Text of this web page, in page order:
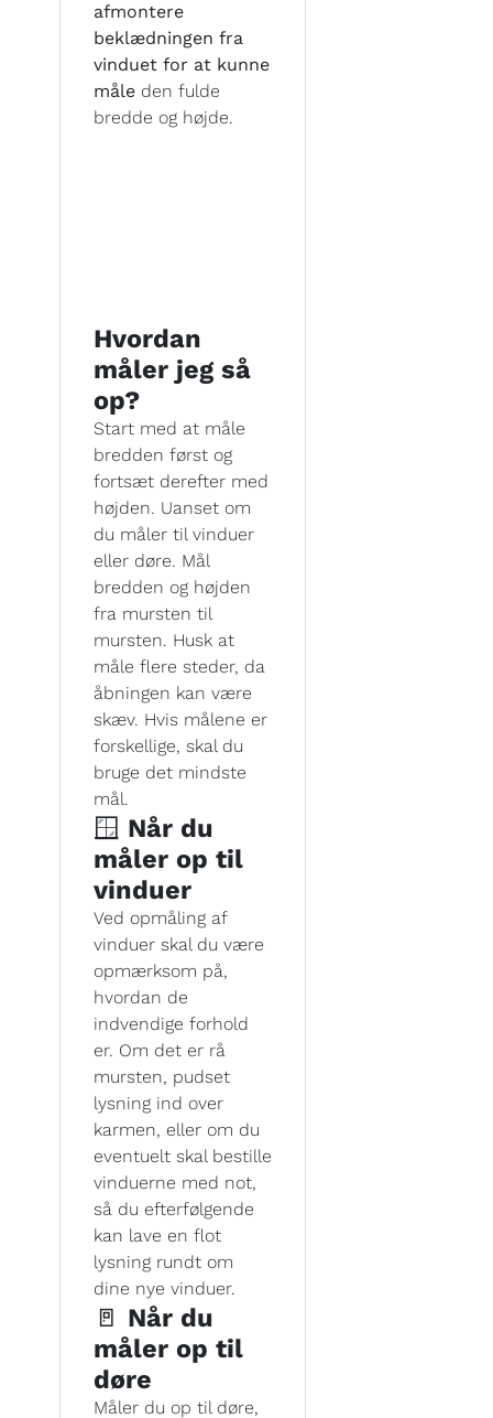
afmontere
beklædningen fra
vinduet for at kunne
måle den fulde
bredde og højde.
Hvordan
måler jeg så
op?
Start med at måle
bredden først og
fortsæt derefter med
højden. Uanset om
du måler til vinduer
eller døre. Mål
bredden og højden
fra mursten til
mursten. Husk at
måle flere steder, da
åbningen kan være
skæv. Hvis målene er
forskellige, skal du
bruge det mindste
mål.
🪟 Når du
måler op til
vinduer
Ved opmåling af
vinduer skal du være
opmærksom på,
hvordan de
indvendige forhold
er. Om det er rå
mursten, pudset
lysning ind over
karmen, eller om du
eventuelt skal bestille
vinduerne med not,
så du efterfølgende
kan lave en flot
lysning rundt om
dine nye vinduer.
🚪 Når du
måler op til
døre
Måler du op til døre,